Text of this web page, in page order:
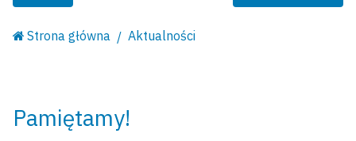
Strona główna Aktualności
Pamiętamy!